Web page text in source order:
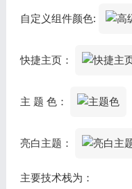
自定义组件颜色:
快捷主页：
主 题 色：
亮白主题：
主要技术栈为：